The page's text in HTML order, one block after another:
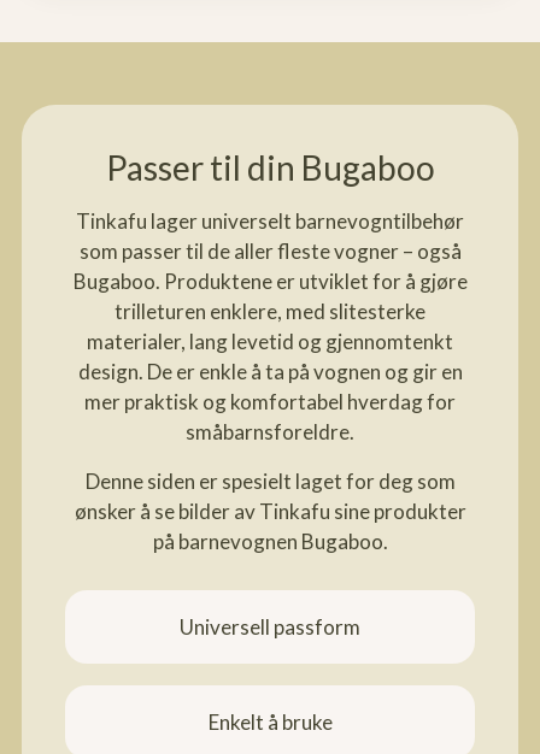
Passer til din Bugaboo
Tinkafu lager universelt barnevogntilbehør
som passer til de aller fleste vogner – også
Bugaboo. Produktene er utviklet for å gjøre
trilleturen enklere, med slitesterke
materialer, lang levetid og gjennomtenkt
design. De er enkle å ta på vognen og gir en
mer praktisk og komfortabel hverdag for
småbarnsforeldre.
Denne siden er spesielt laget for deg som
ønsker å se bilder av Tinkafu sine produkter
på barnevognen Bugaboo.
Universell passform
Enkelt å bruke